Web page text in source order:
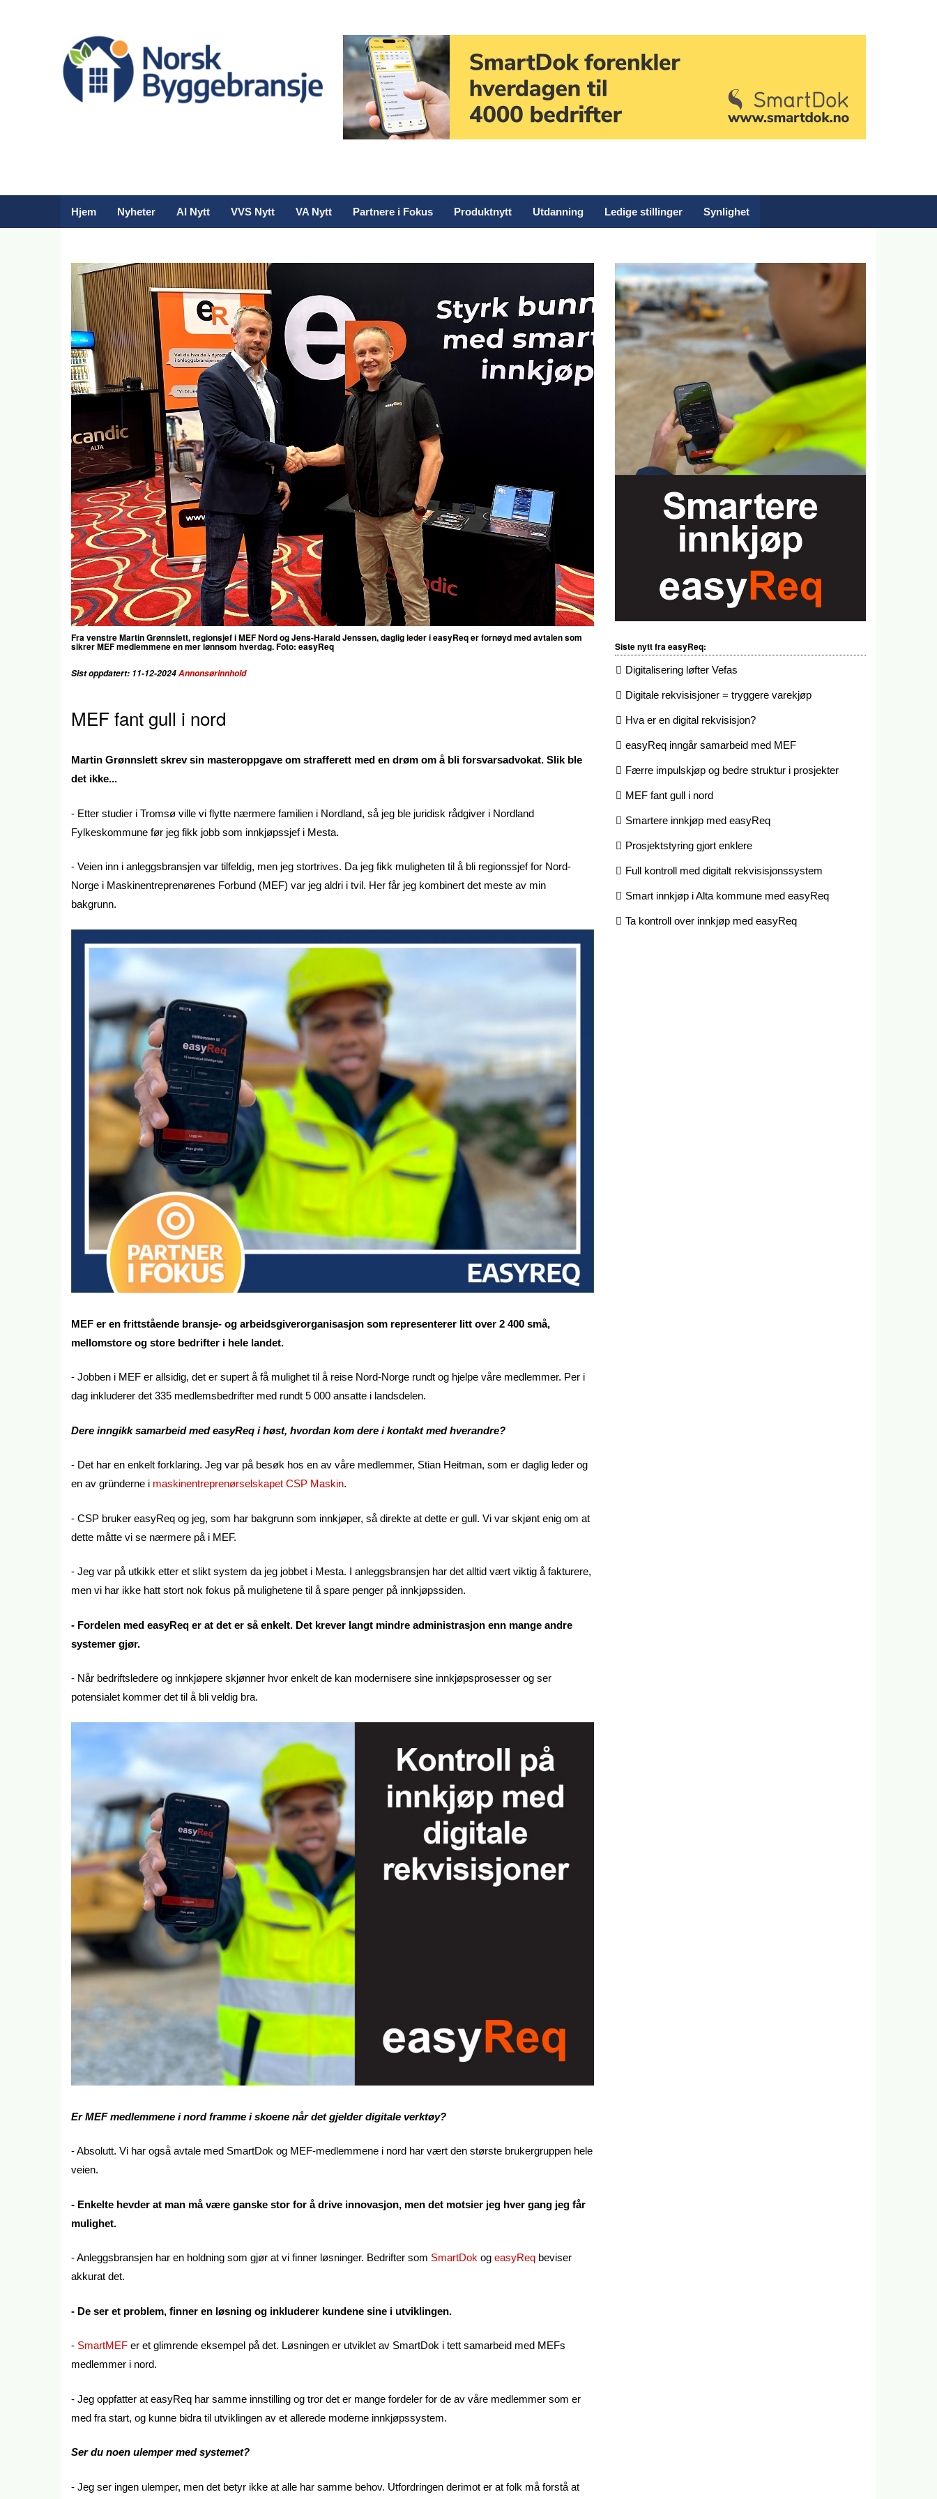
Hjem Nyheter AI Nytt VVS Nytt VA Nytt Partnere i Fokus Produktnytt Utdanning Ledige stillinger Synlighet
Fra venstre Martin Grønnslett, regionsjef i MEF Nord og Jens-Harald Jenssen, daglig leder i easyReq er fornøyd med avtalen som
sikrer MEF medlemmene en mer lønnsom hverdag. Foto: easyReq
Sist oppdatert: 11-12-2024Annonsørinnhold
MEF fant gull i nord
Martin Grønnslett skrev sin masteroppgave om strafferett med en drøm om å bli forsvarsadvokat. Slik ble
det ikke...
- Etter studier i Tromsø ville vi flytte nærmere familien i Nordland, så jeg ble juridisk rådgiver i Nordland
Fylkeskommune før jeg fikk jobb som innkjøpssjef i Mesta.
- Veien inn i anleggsbransjen var tilfeldig, men jeg stortrives. Da jeg fikk muligheten til å bli regionssjef for Nord-
Norge i Maskinentreprenørenes Forbund (MEF) var jeg aldri i tvil. Her får jeg kombinert det meste av min
bakgrunn.
MEF er en frittstående bransje- og arbeidsgiverorganisasjon som representerer litt over 2 400 små,
mellomstore og store bedrifter i hele landet.
- Jobben i MEF er allsidig, det er supert å få mulighet til å reise Nord-Norge rundt og hjelpe våre medlemmer. Per i
dag inkluderer det 335 medlemsbedrifter med rundt 5 000 ansatte i landsdelen.
Dere inngikk samarbeid med easyReq i høst, hvordan kom dere i kontakt med hverandre?
- Det har en enkelt forklaring. Jeg var på besøk hos en av våre medlemmer, Stian Heitman, som er daglig leder og
en av gründerne i maskinentreprenørselskapet CSP Maskin.
- CSP bruker easyReq og jeg, som har bakgrunn som innkjøper, så direkte at dette er gull. Vi var skjønt enig om at
dette måtte vi se nærmere på i MEF.
- Jeg var på utkikk etter et slikt system da jeg jobbet i Mesta. I anleggsbransjen har det alltid vært viktig å fakturere,
men vi har ikke hatt stort nok fokus på mulighetene til å spare penger på innkjøpssiden.
- Fordelen med easyReq er at det er så enkelt. Det krever langt mindre administrasjon enn mange andre
systemer gjør.
- Når bedriftsledere og innkjøpere skjønner hvor enkelt de kan modernisere sine innkjøpsprosesser og ser
potensialet kommer det til å bli veldig bra.
Er MEF medlemmene i nord framme i skoene når det gjelder digitale verktøy?
- Absolutt. Vi har også avtale med SmartDok og MEF-medlemmene i nord har vært den største brukergruppen hele
veien.
- Enkelte hevder at man må være ganske stor for å drive innovasjon, men det motsier jeg hver gang jeg får
mulighet.
- Anleggsbransjen har en holdning som gjør at vi finner løsninger. Bedrifter som SmartDok og easyReq beviser
akkurat det.
- De ser et problem, finner en løsning og inkluderer kundene sine i utviklingen.
- SmartMEF er et glimrende eksempel på det. Løsningen er utviklet av SmartDok i tett samarbeid med MEFs
medlemmer i nord.
- Jeg oppfatter at easyReq har samme innstilling og tror det er mange fordeler for de av våre medlemmer som er
med fra start, og kunne bidra til utviklingen av et allerede moderne innkjøpssystem.
Ser du noen ulemper med systemet?
- Jeg ser ingen ulemper, men det betyr ikke at alle har samme behov. Utfordringen derimot er at folk må forstå at
Siste nytt fra easyReq:
Digitalisering løfter Vefas
Digitale rekvisisjoner = tryggere varekjøp
Hva er en digital rekvisisjon?
easyReq inngår samarbeid med MEF
Færre impulskjøp og bedre struktur i prosjekter
MEF fant gull i nord
Smartere innkjøp med easyReq
Prosjektstyring gjort enklere
Full kontroll med digitalt rekvisisjonssystem
Smart innkjøp i Alta kommune med easyReq
Ta kontroll over innkjøp med easyReq